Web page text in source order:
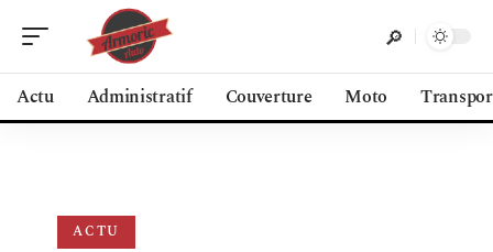
Actu Administratif Couverture Moto
ACTU